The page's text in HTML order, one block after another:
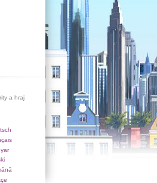
a hraj